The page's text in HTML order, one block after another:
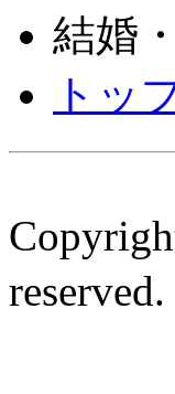
結婚
トッ
reserved.